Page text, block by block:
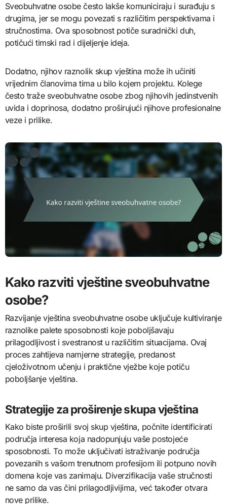
Sveobuhvatne osobe često lakše komuniciraju i surađuju s
drugima, jer se mogu povezati s različitim perspektivama i
stručnostima. Ova sposobnost potiče suradnički duh,
potičući timski rad i dijeljenje ideja.
Dodatno, njihov raznolik skup vještina može ih učiniti
vrijednim članovima tima u bilo kojem projektu. Kolege
često traže sveobuhvatne osobe zbog njihovih jedinstvenih
uvida i doprinosa, dodatno proširujući njihove profesionalne
veze i prilike.
Kako razviti vještine sveobuhvatne
osobe?
Razvijanje vještina sveobuhvatne osobe uključuje kultiviranje
raznolike palete sposobnosti koje poboljšavaju
prilagodljivost i svestranost u različitim situacijama. Ovaj
proces zahtijeva namjerne strategije, predanost
cjeloživotnom učenju i praktične vježbe koje potiču
poboljšanje vještina.
Strategije za proširenje skupa vještina
Kako biste proširili svoj skup vještina, počnite identificirati
područja interesa koja nadopunjuju vaše postojeće
sposobnosti. To može uključivati istraživanje područja
povezanih s vašom trenutnom profesijom ili potpuno novih
domena koje vas zanimaju. Diverzifikacija vaše stručnosti
ne samo da vas čini prilagodljivijima, već također otvara
nove prilike.